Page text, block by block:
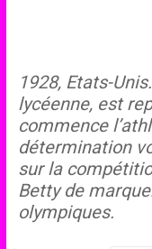
1928, Etats-
lycéenne, est
commence
détermination
sur la
Betty de
olympiques.